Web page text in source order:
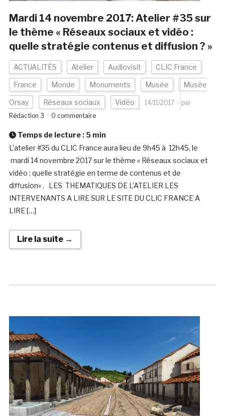
Mardi 14 novembre 2017: Atelier #35 sur
le thème « Réseaux sociaux et vidéo :
quelle stratégie contenus et diffusion ? »
ACTUALITÉS Atelier Audiovisit CLIC France
France Monde Monuments Musée Musée
Orsay Réseaux sociaux Vidéo 14/11/2017
par
Rédaction 3
0 commentaire
Temps de lecture : 5 min
L’atelier #35 du CLIC France aura lieu de 9h45 à 12h45, le
mardi 14 novembre 2017 sur le thème « Réseaux sociaux et
vidéo : quelle stratégie en terme de contenus et de
diffusion« . LES THEMATIQUES DE L’ATELIER LES
INTERVENANTS A LIRE SUR LE SITE DU CLIC FRANCE A
LIRE […]
Lire la suite →